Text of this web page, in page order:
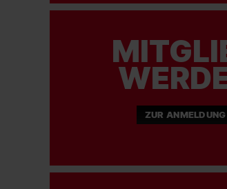
ZUR ANMELDUNG